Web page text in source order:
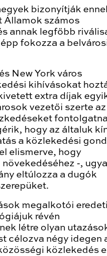
bizonyítják
Államok számos
annak legfőbb
fokozza a
New York város
kihívásokat
extra díjak
vezetői szerte az
hogy az általuk
a közlekedési
elismerve, hogy
-,
eltúlozza a dugók
megalkotói
révén
létre olyan
célozva négy idegen
közlekedés